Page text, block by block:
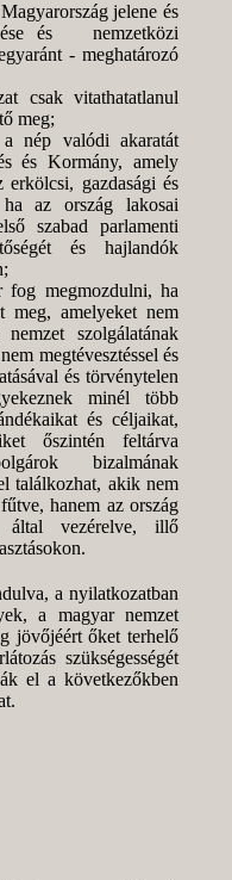
jelene és
és nemzetközi
- meghatározó
csak vitathatatlanul
meg;
nép valódi akaratát
és Kormány, amely
erkölcsi, gazdasági és
az ország lakosai
szabad parlamenti
és hajlandók
fog megmozdulni, ha
meg, amelyeket nem
szolgálatának
megtévesztéssel és
és törvénytelen
minél több
és céljaikat,
őszintén feltárva
bizalmának
találkozhat, akik nem
hanem az ország
által vezérelve, illő
a nyilatkozatban
a magyar nemzet
jövőjéért őket terhelő
szükségességét
el a következőkben